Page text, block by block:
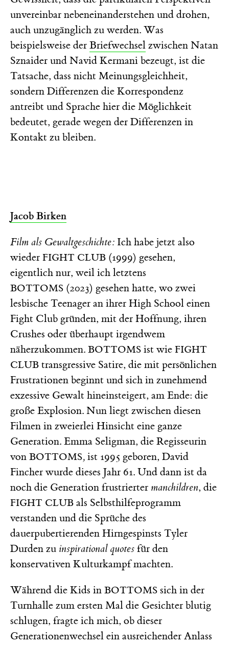
unvereinbar nebeneinanderstehen und drohen,
auch unzugänglich zu werden. Was
beispielsweise der Briefwechsel zwischen Natan
Sznaider und Navid Kermani bezeugt, ist die
Tatsache, dass nicht Meinungsgleichheit,
sondern Differenzen die Korrespondenz
antreibt und Sprache hier die Möglichkeit
bedeutet, gerade wegen der Differenzen in
Kontakt zu bleiben.
Jacob Birken
Film als Gewaltgeschichte: Ich habe jetzt also
wieder FIGHT CLUB (1999) gesehen,
eigentlich nur, weil ich letztens
BOTTOMS (2023) gesehen hatte, wo zwei
lesbische Teenager an ihrer High School einen
Fight Club gründen, mit der Hoffnung, ihren
Crushes oder überhaupt irgendwem
näherzukommen. BOTTOMS ist wie FIGHT
CLUB transgressive Satire, die mit persönlichen
Frustrationen beginnt und sich in zunehmend
exzessive Gewalt hineinsteigert, am Ende: die
große Explosion. Nun liegt zwischen diesen
Filmen in zweierlei Hinsicht eine ganze
Generation. Emma Seligman, die Regisseurin
von BOTTOMS, ist 1995 geboren, David
Fincher wurde dieses Jahr 61. Und dann ist da
noch die Generation frustrierter manchildren, die
FIGHT CLUB als Selbsthilfeprogramm
verstanden und die Sprüche des
dauerpubertierenden Hirngespinsts Tyler
Durden zu inspirational quotes für den
konservativen Kulturkampf machten.
Während die Kids in BOTTOMS sich in der
Turnhalle zum ersten Mal die Gesichter blutig
schlugen, fragte ich mich, ob dieser
Generationenwechsel ein ausreichender Anlass